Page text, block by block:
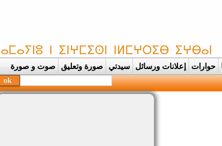
حوارات إعلانات ورسائل سيدتي صورة وتعليق صوت و صورة